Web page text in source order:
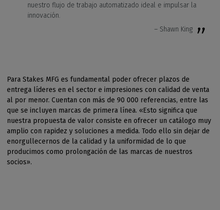
nuestro flujo de trabajo automatizado ideal e impulsar la
innovación.
– Shawn King
Para Stakes MFG es fundamental poder ofrecer plazos de
entrega líderes en el sector e impresiones con calidad de venta
al por menor. Cuentan con más de 90 000 referencias, entre las
que se incluyen marcas de primera línea. «Esto significa que
nuestra propuesta de valor consiste en ofrecer un catálogo muy
amplio con rapidez y soluciones a medida. Todo ello sin dejar de
enorgullecernos de la calidad y la uniformidad de lo que
producimos como prolongación de las marcas de nuestros
socios».